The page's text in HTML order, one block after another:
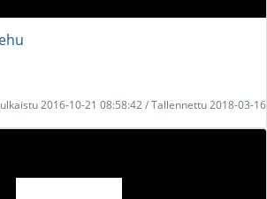
2016-10-21 08:58:42 / Tallennettu 2018-03-16